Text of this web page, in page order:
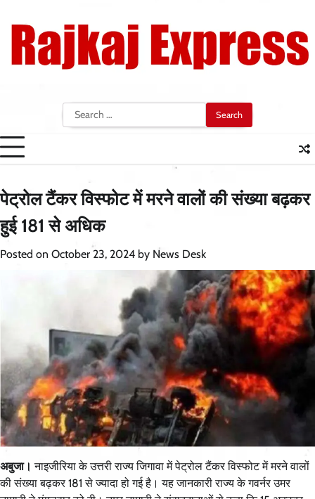
content
Search
for:
पेट्रोल टैंकर विस्फोट में मरने वालों की संख्या बढ़कर
हुई 181 से अधिक
Posted on October 23, 2024 by News Desk
अबुजा। नाइजीरिया के उत्तरी राज्य जिगावा में पेट्रोल टैंकर विस्फोट में मरने वालों
की संख्या बढ़कर 181 से ज्यादा हो गई है। यह जानकारी राज्य के गवर्नर उमर